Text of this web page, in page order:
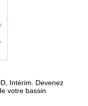
Intérim. Devenez
votre bassin